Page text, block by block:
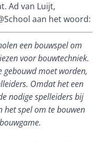
Ad van Luijt,
aan het woord:
een bouwspel om
voor bouwtechniek.
gebouwd moet worden,
Omdat het een
nodige spelleiders bij
het spel om te bouwen